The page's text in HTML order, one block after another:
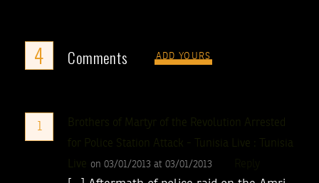
4 Comments ADD YOURS
1
Brothers of Martyr of the Revolution Arrested
for Police Station Attack - Tunisia Live : Tunisia
Live on 03/01/2013 at 03/01/2013